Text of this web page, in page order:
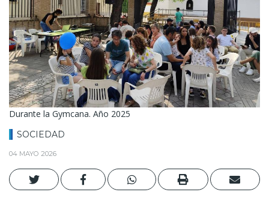
Durante la Gymcana. Año 2025
SOCIEDAD
04 MAYO 2026